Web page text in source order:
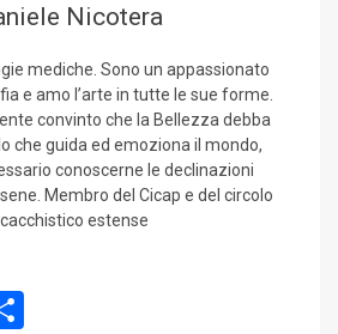
Nicotera
mediche. Sono un appassionato
e amo l’arte in tutte le sue forme.
convinto che la Bellezza debba
che guida ed emoziona il mondo,
conoscerne le declinazioni
Membro del Cicap e del circolo
estense